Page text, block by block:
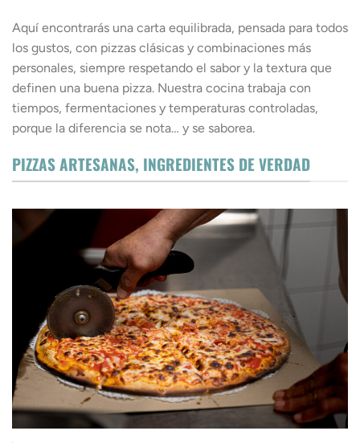
Aquí encontrarás una carta equilibrada, pensada para todos
los gustos, con pizzas clásicas y combinaciones más
personales, siempre respetando el sabor y la textura que
definen una buena pizza. Nuestra cocina trabaja con
tiempos, fermentaciones y temperaturas controladas,
porque la diferencia se nota… y se saborea.
PIZZAS ARTESANAS, INGREDIENTES DE VERDAD